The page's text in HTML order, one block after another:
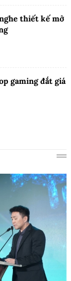
thiết kế mở
gaming đắt giá